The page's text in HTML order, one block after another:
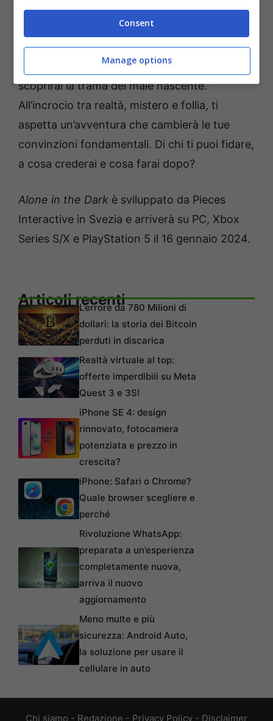
intraprende un viaggio verso Derceto Manor,
una casa per malati mentali dove qualcosa è
in agguato. Incontrerai strani residenti, regni
da incubo e mostri pericolosi e alla fine
scoprirai la trama del male nascente.
All’incrocio tra realtà, mistero e follia, ti
aspetta un’avventura che cambierà le tue
convinzioni fondamentali. Di chi ti puoi fidare,
a cosa crederai e cosa farai dopo?
Alone in the Dark è sviluppato da Pieces
Interactive in Svezia e arriverà su PC, Xbox
Series S/X e PlayStation 5 il 16 gennaio 2024.
Articoli recentiL’errore da 780 Milioni di
dollari: la storia dei Bitcoin
perduti in discarica
Realtà virtuale al top:
offerte imperdibili su Meta
Quest 3 e 3S!
iPhone SE 4: design
rinnovato, fotocamera
potenziata e prezzo in
crescita?
iPhone: Safari o Chrome?
Quale browser scegliere e
perché
Rivoluzione WhatsApp:
preparata a un’esperienza
completamente nuova,
arriva il nuovo
aggiornamento
Meno multe e più
sicurezza: Android Auto,
la soluzione per usare il
cellulare in auto
Chi siamo - Redazione - Privacy Policy - Disclaimer
Consent
Manage options